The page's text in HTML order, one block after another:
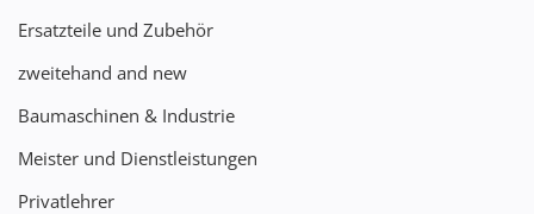
Ersatzteile und Zubehör
zweitehand and new
Baumaschinen & Industrie
Meister und Dienstleistungen
Privatlehrer